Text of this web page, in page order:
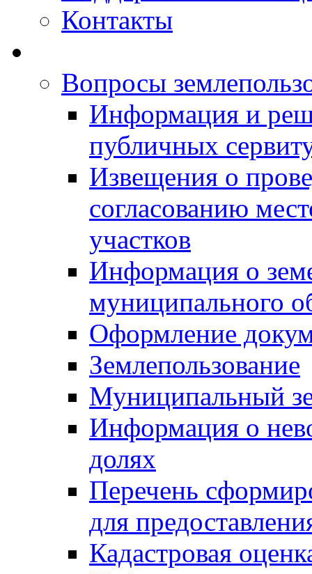
Контакты
Вопросы
Информация и
публичных
Извещения о
согласованию
участков
Информация о
муниципального
Оформление
Землепользование
Муниципальный
Информация о
долях
Перечень
для
Кадастровая